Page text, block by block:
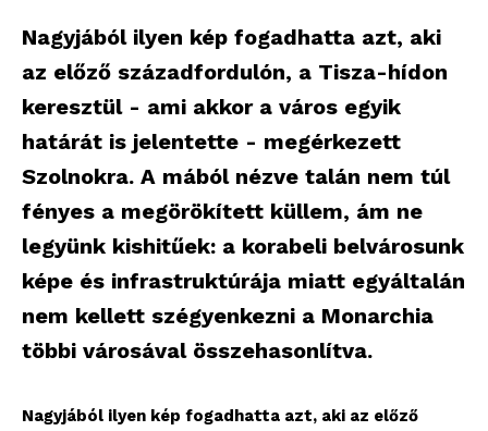
Nagyjából ilyen kép fogadhatta azt, aki
az előző századfordulón, a Tisza-hídon
keresztül - ami akkor a város egyik
határát is jelentette - megérkezett
Szolnokra. A mából nézve talán nem túl
fényes a megörökített küllem, ám ne
legyünk kishitűek: a korabeli belvárosunk
képe és infrastruktúrája miatt egyáltalán
nem kellett szégyenkezni a Monarchia
többi városával összehasonlítva.
Nagyjából ilyen kép fogadhatta azt, aki az előző